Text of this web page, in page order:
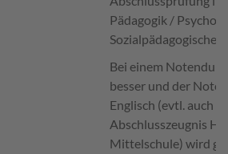
Pädagogik /
Sozialpädagogische
Bei einem
besser und der Note
Englisch (evtl. auch
Abschlusszeugnis
Mittelschule) wird